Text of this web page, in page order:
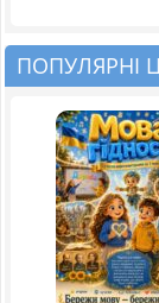
ПОПУЛЯРНІ